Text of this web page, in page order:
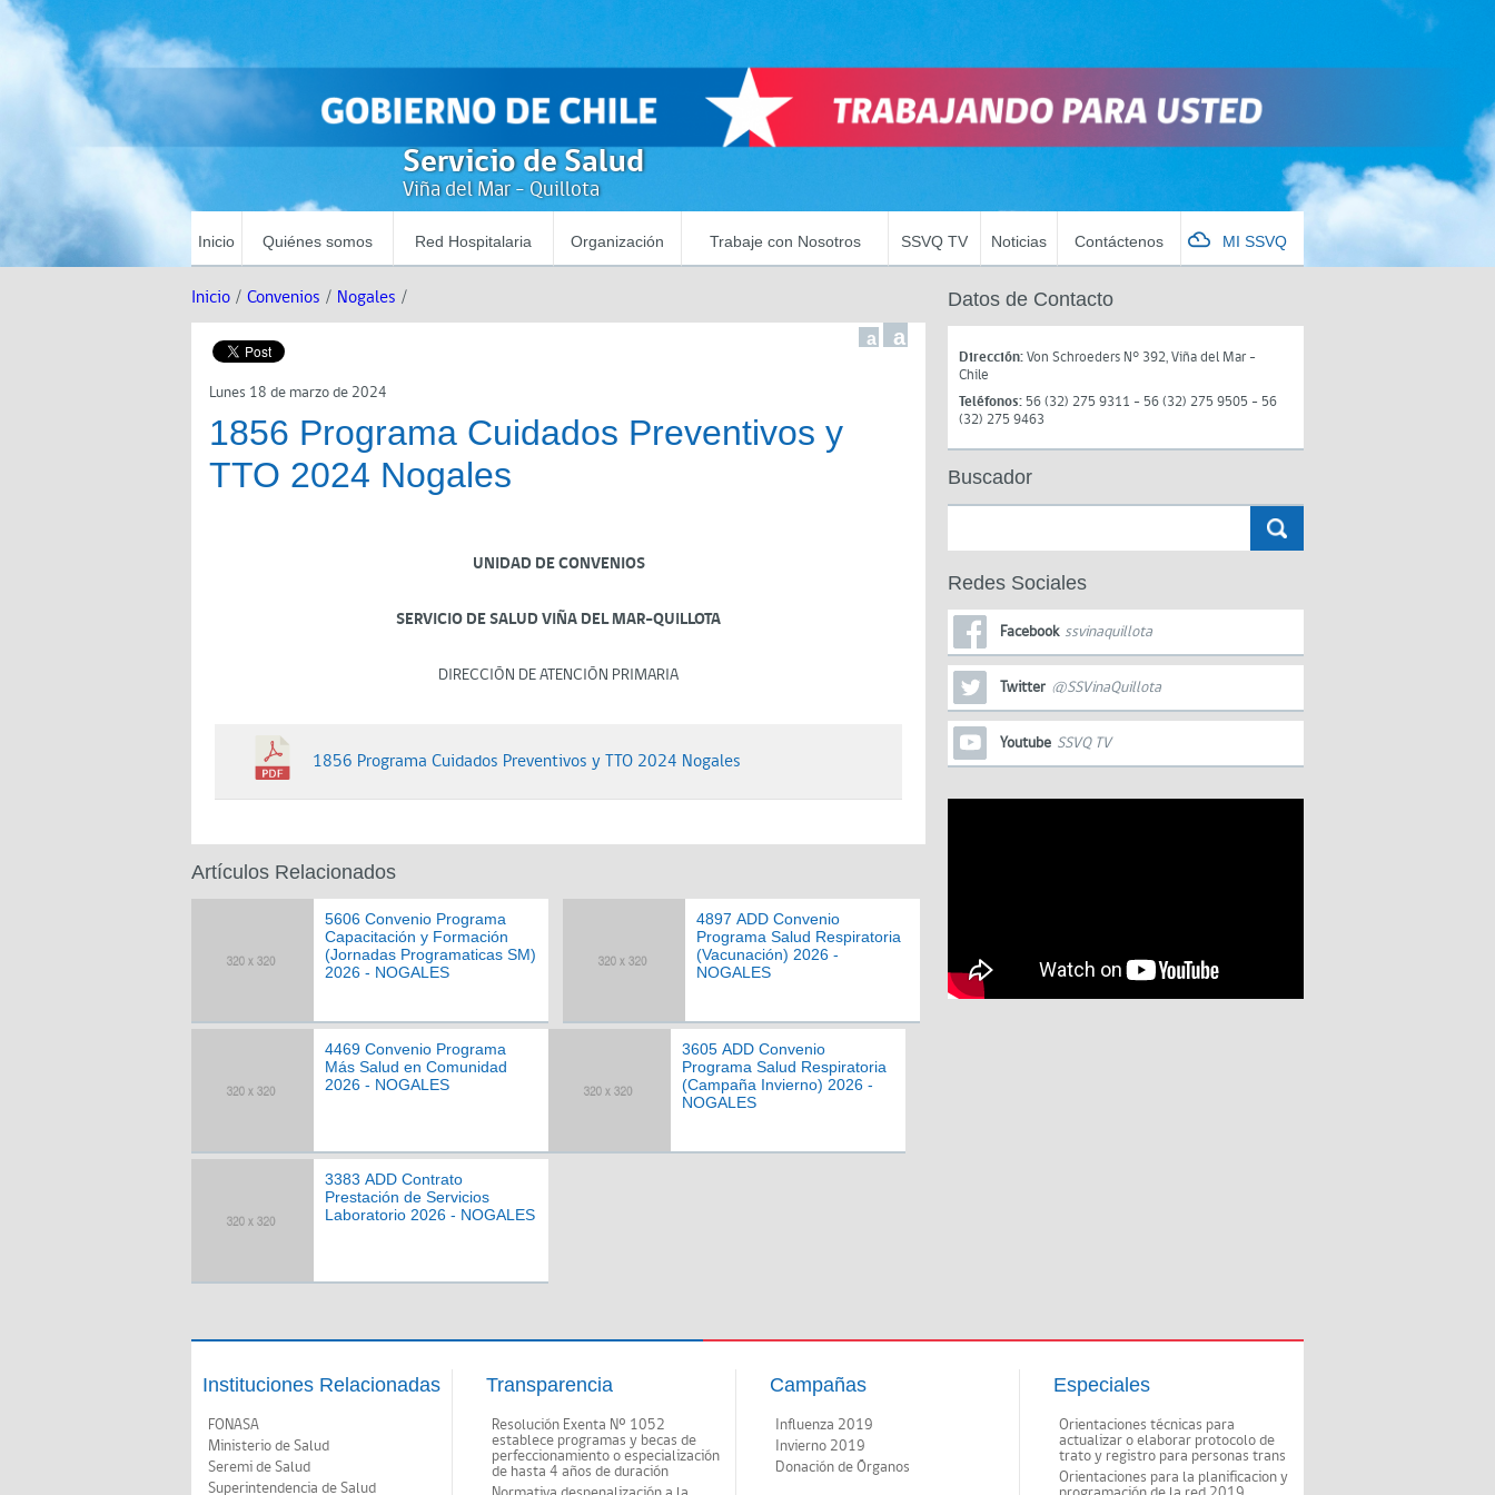
Servicio de Salud
Viña del Mar - Quillota
Inicio Quiénes somos Red Hospitalaria Organización Trabaje con Nosotros SSVQ TV Noticias Contáctenos MI SSVQ
Inicio / Convenios / Nogales /
a a
Lunes 18 de marzo de 2024
1856 Programa Cuidados Preventivos y
TTO 2024 Nogales
UNIDAD DE CONVENIOS
SERVICIO DE SALUD VIÑA DEL MAR-QUILLOTA
DIRECCIÓN DE ATENCIÓN PRIMARIA
1856 Programa Cuidados Preventivos y TTO 2024 Nogales
Artículos Relacionados
5606 Convenio Programa
Capacitación y Formación
(Jornadas Programaticas SM)
2026 - NOGALES
4897 ADD Convenio
Programa Salud Respiratoria
(Vacunación) 2026 -
NOGALES
4469 Convenio Programa
Más Salud en Comunidad
2026 - NOGALES
3605 ADD Convenio
Programa Salud Respiratoria
(Campaña Invierno) 2026 -
NOGALES
3383 ADD Contrato
Prestación de Servicios
Laboratorio 2026 - NOGALES
Datos de Contacto
Dirección:Von Schroeders N° 392, Viña del Mar -
Chile
Teléfonos: 56 (32) 275 9311 - 56 (32) 275 9505 - 56
(32) 275 9463
Buscador
Redes Sociales
Facebook ssvinaquillota
Twitter @SSVinaQuillota
Youtube SSVQ TV
Instituciones Relacionadas
FONASA
Ministerio de Salud
Seremi de Salud
Superintendencia de Salud
Transparencia
Resolución Exenta Nº 1052
establece programas y becas de
perfeccionamiento o especialización
de hasta 4 años de duración
Campañas
Influenza 2019
Invierno 2019
Donación de Órganos
Especiales
Orientaciones técnicas para
actualizar o elaborar protocolo de
trato y registro para personas trans
Orientaciones para la planificacion y